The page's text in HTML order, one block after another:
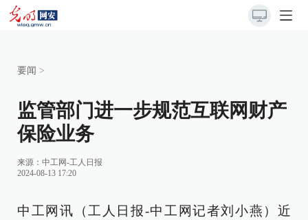
要闻 >
监管部门进一步规范互联网财产
保险业务
来源： 中工网-工人日报
2024-08-13 17:20
中工网讯（工人日报-中工网记者刘小燕）近